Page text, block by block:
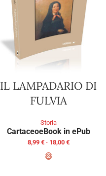
IL LAMPADARIO DI
FULVIA
Storia
CartaceoeBook in ePub
8,99 € - 18,00 €